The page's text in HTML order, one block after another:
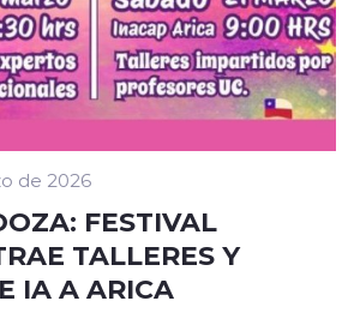
de 2026
FESTIVAL
TALLERES Y
IA A ARICA